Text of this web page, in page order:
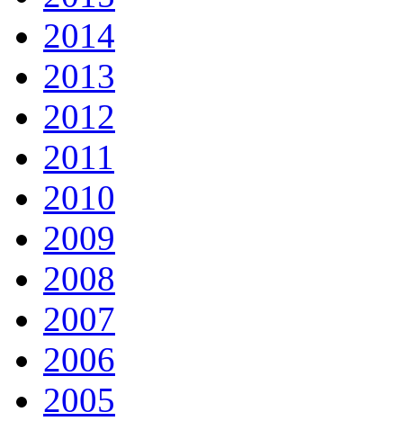
2014
2013
2012
2011
2010
2009
2008
2007
2006
2005